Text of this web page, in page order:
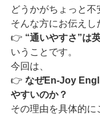
どうかがちょっと不
そんな方にお伝えし
👉 “通いやすさ”は
いうことです。
今回は、
👉 なぜEn-Joy
やすいのか？
その理由を具体的に